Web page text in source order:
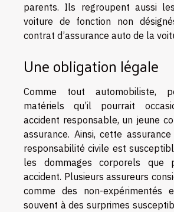
parents. Ils regroupent aussi
voiture de fonction non
contrat d’assurance auto de la
Une obligation légale
Comme tout automobiliste,
matériels qu’il pourrait
accident responsable, un jeune
assurance. Ainsi, cette
responsabilité civile est
les dommages corporels que
accident. Plusieurs assureurs
comme des non-expérimentés
souvent à des surprimes